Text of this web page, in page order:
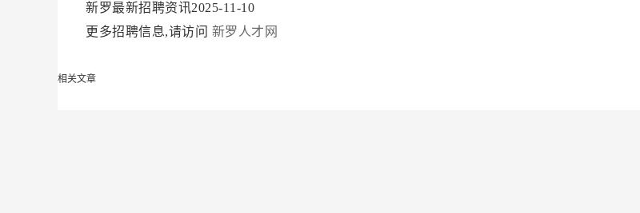
新罗最新招聘资讯2025-11-10
更多招聘信息,请访问 新罗人才网
相关文章